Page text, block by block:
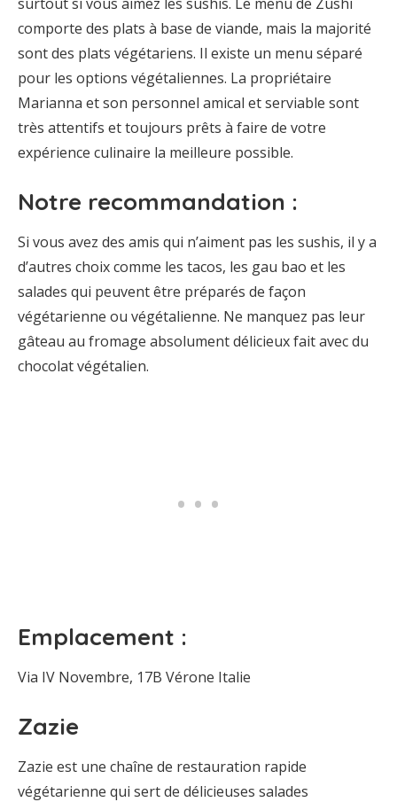
comporte des plats à base de viande, mais la majorité
sont des plats végétariens. Il existe un menu séparé
pour les options végétaliennes. La propriétaire
Marianna et son personnel amical et serviable sont
très attentifs et toujours prêts à faire de votre
expérience culinaire la meilleure possible.
Notre recommandation :
Si vous avez des amis qui n’aiment pas les sushis, il y a
d’autres choix comme les tacos, les gau bao et les
salades qui peuvent être préparés de façon
végétarienne ou végétalienne. Ne manquez pas leur
gâteau au fromage absolument délicieux fait avec du
chocolat végétalien.
Emplacement :
Via IV Novembre, 17B Vérone Italie
Zazie
Zazie est une chaîne de restauration rapide
végétarienne qui sert de délicieuses salades